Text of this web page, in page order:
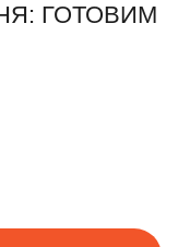
ГОТОВИМ